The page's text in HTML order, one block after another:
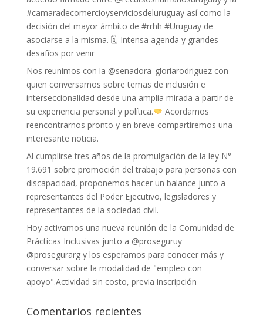
#camaradecomercioyserviciosdeluruguay así como la
decisión del mayor ámbito de #rrhh #Uruguay de
asociarse a la misma. 🗓 Intensa agenda y grandes
desafíos por venir
Nos reunimos con la @senadora_gloriarodriguez con
quien conversamos sobre temas de inclusión e
interseccionalidad desde una amplia mirada a partir de
su experiencia personal y política.
Acordamos
reencontrarnos pronto y en breve compartiremos una
interesante noticia.
Al cumplirse tres años de la promulgación de la ley N°
19.691 sobre promoción del trabajo para personas con
discapacidad, proponemos hacer un balance junto a
representantes del Poder Ejecutivo, legisladores y
representantes de la sociedad civil.
Hoy activamos una nueva reunión de la Comunidad de
Prácticas Inclusivas junto a @proseguruy
@prosegurarg y los esperamos para conocer más y
conversar sobre la modalidad de "empleo con
apoyo".Actividad sin costo, previa inscripción
Comentarios recientes